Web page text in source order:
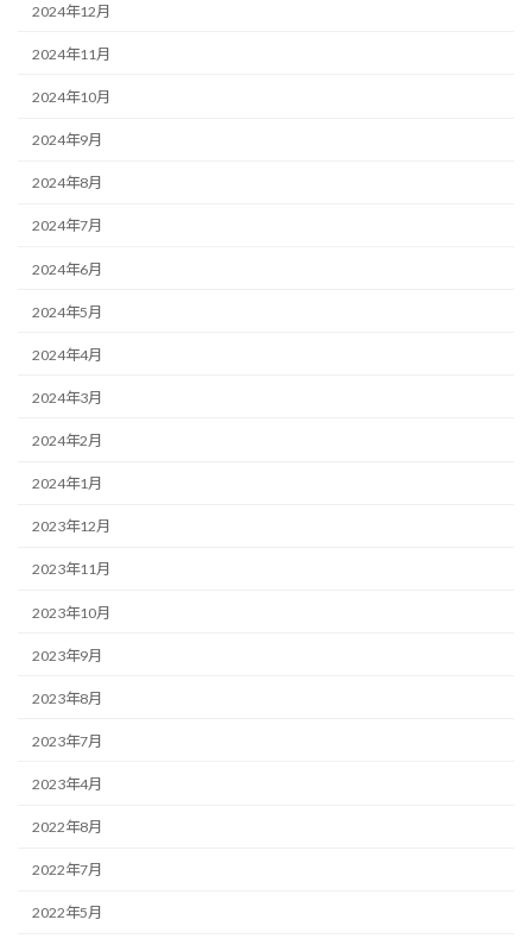
2024年12月
2024年11月
2024年10月
2024年9月
2024年8月
2024年7月
2024年6月
2024年5月
2024年4月
2024年3月
2024年2月
2024年1月
2023年12月
2023年11月
2023年10月
2023年9月
2023年8月
2023年7月
2023年4月
2022年8月
2022年7月
2022年5月